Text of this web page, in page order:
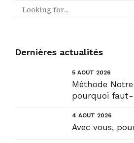
Dernières actualités
5 AOÛT 2026
Méthode
pourquoi
4 AOÛT 2026
Avec vous,